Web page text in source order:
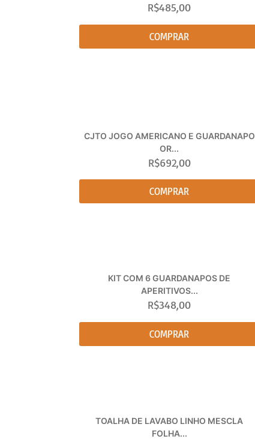
R$485,00
COMPRAR
CJTO JOGO AMERICANO E GUARDANAPO
OR...
R$692,00
COMPRAR
KIT COM 6 GUARDANAPOS DE
APERITIVOS...
R$348,00
COMPRAR
TOALHA DE LAVABO LINHO MESCLA
FOLHA...